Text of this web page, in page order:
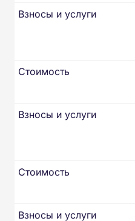
Взносы и услуги
Стоимость
Взносы и услуги
Стоимость
Взносы и услуги